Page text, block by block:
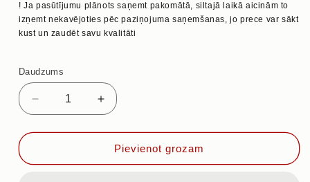
! Ja pasūtījumu plānots saņemt pakomātā, siltajā laikā aicinām to
izņemt nekavējoties pēc paziņojuma saņemšanas, jo prece var sākt
kust un zaudēt savu kvalitāti
Daudzums
Samazināt
daudzumu
priekš
ŠOKOLĀDE
Palielināt
daudzumu
priekš
TUMŠĀ
ŠOKOLĀDE
Pievienot grozam